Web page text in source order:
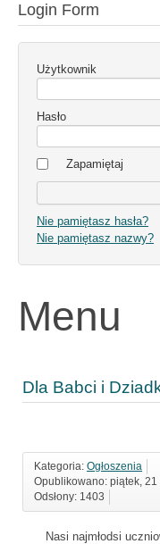
Login Form
Użytkownik
Hasło
Zapamiętaj
Nie pamiętasz hasła?
Nie pamiętasz nazwy?
Menu
Dla Babci i
Kategoria: Ogłoszenia
Opublikowano: piątek,
Odsłony: 1403
Nasi najmłodsi